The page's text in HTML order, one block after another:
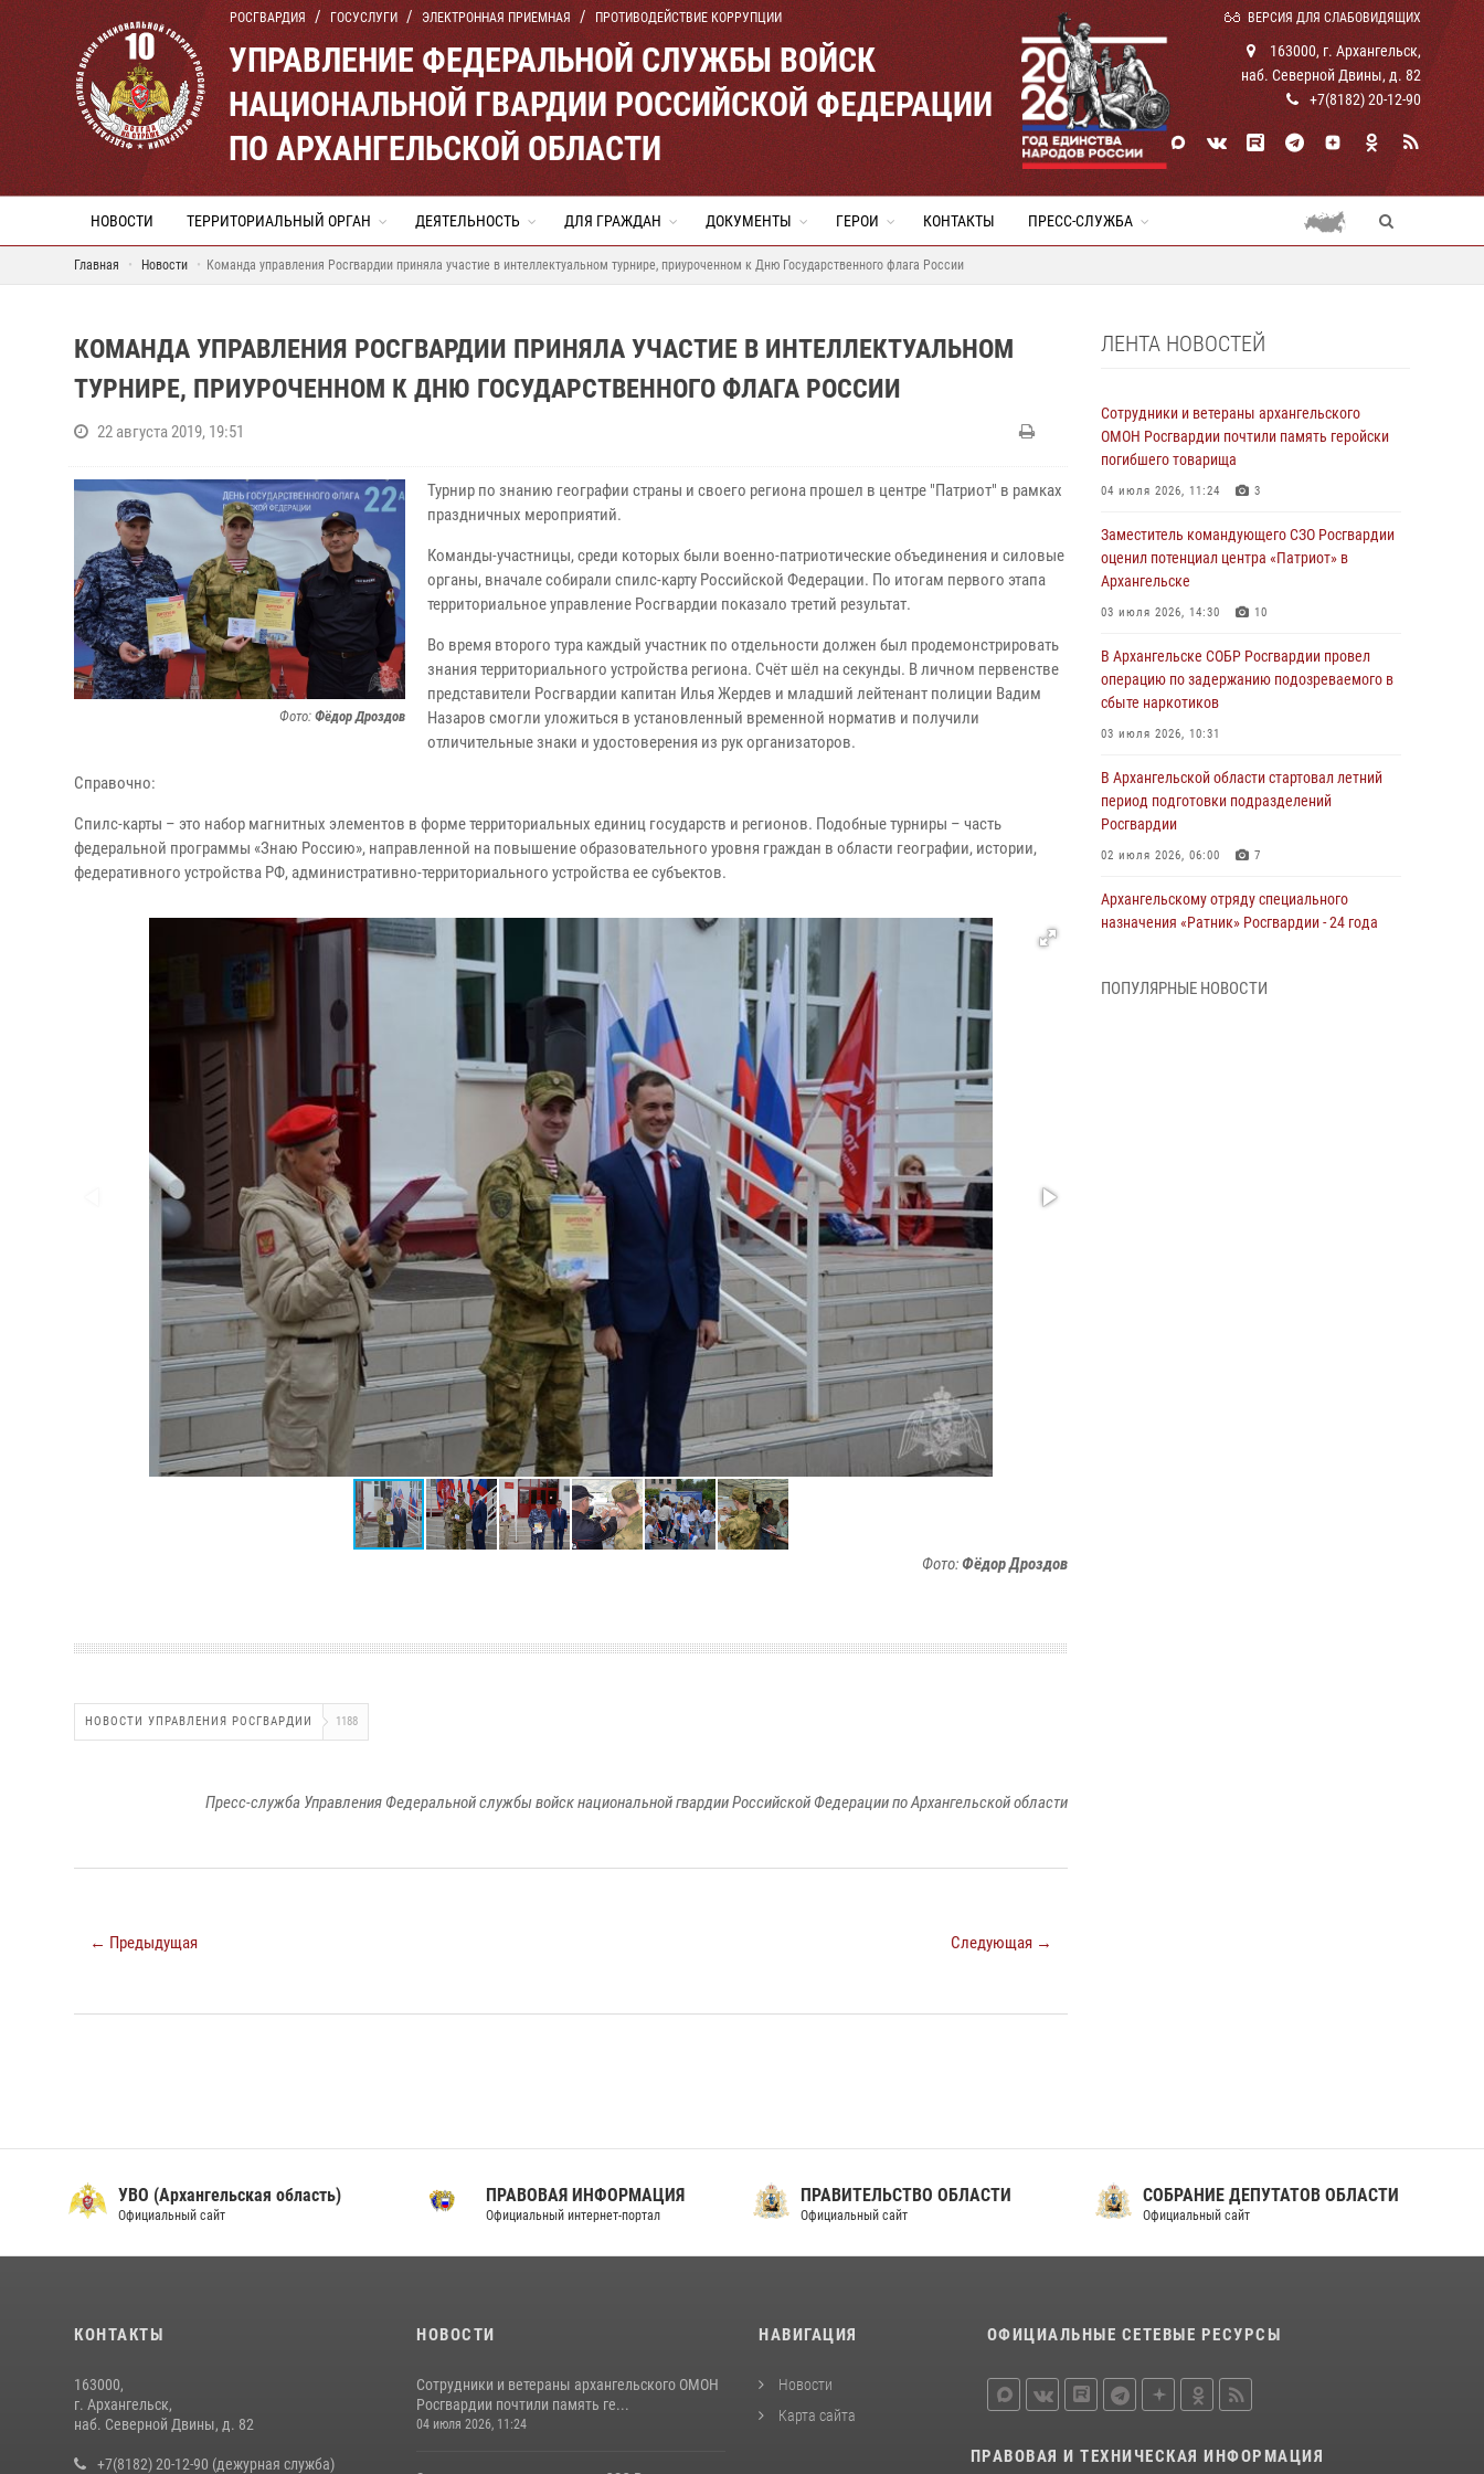
РОСГВАРДИЯ ГОСУСЛУГИ ЭЛЕКТРОННАЯ ПРИЕМНАЯ ПРОТИВОДЕЙСТВИЕ КОРРУПЦИИ ВЕРСИЯ ДЛЯ СЛАБОВИДЯЩИХ
УПРАВЛЕНИЕ ФЕДЕРАЛЬНОЙ СЛУЖБЫ ВОЙСК
НАЦИОНАЛЬНОЙ ГВАРДИИ РОССИЙСКОЙ ФЕДЕРАЦИИ
ПО АРХАНГЕЛЬСКОЙ ОБЛАСТИ
163000, г. Архангельск,
наб. Северной Двины, д. 82
+7(8182) 20-12-90
НОВОСТИ ТЕРРИТОРИАЛЬНЫЙ ОРГАН ДЕЯТЕЛЬНОСТЬ ДЛЯ ГРАЖДАН ДОКУМЕНТЫ ГЕРОИ КОНТАКТЫ ПРЕСС-СЛУЖБА
Главная Новости Команда управления Росгвардии приняла участие в интеллектуальном турнире, приуроченном к Дню Государственного флага России
КОМАНДА УПРАВЛЕНИЯ РОСГВАРДИИ ПРИНЯЛА УЧАСТИЕ В ИНТЕЛЛЕКТУАЛЬНОМ
ТУРНИРЕ, ПРИУРОЧЕННОМ К ДНЮ ГОСУДАРСТВЕННОГО ФЛАГА РОССИИ
22 августа 2019, 19:51
Фото: Фёдор Дроздов
Турнир по знанию географии страны и своего региона прошел в центре "Патриот" в рамках
праздничных мероприятий.
Команды-участницы, среди которых были военно-патриотические объединения и силовые
органы, вначале собирали спилс-карту Российской Федерации. По итогам первого этапа
территориальное управление Росгвардии показало третий результат.
Во время второго тура каждый участник по отдельности должен был продемонстрировать
знания территориального устройства региона. Счёт шёл на секунды. В личном первенстве
представители Росгвардии капитан Илья Жердев и младший лейтенант полиции Вадим
Назаров смогли уложиться в установленный временной норматив и получили
отличительные знаки и удостоверения из рук организаторов.
Справочно:
Спилс-карты – это набор магнитных элементов в форме территориальных единиц государств и регионов. Подобные турниры – часть
федеральной программы «Знаю Россию», направленной на повышение образовательного уровня граждан в области географии, истории,
федеративного устройства РФ, административно-территориального устройства ее субъектов.
Фото:Фёдор Дроздов
НОВОСТИ УПРАВЛЕНИЯ РОСГВАРДИИ 1188
Пресс-служба Управления Федеральной службы войск национальной гвардии Российской Федерации по Архангельской области
← Предыдущая Следующая →
ЛЕНТА НОВОСТЕЙ
Сотрудники и ветераны архангельского
ОМОН Росгвардии почтили память геройски
погибшего товарища
04 июля 2026, 11:24 3
Заместитель командующего СЗО Росгвардии
оценил потенциал центра «Патриот» в
Архангельске
03 июля 2026, 14:30 10
В Архангельске СОБР Росгвардии провел
операцию по задержанию подозреваемого в
сбыте наркотиков
03 июля 2026, 10:31
В Архангельской области стартовал летний
период подготовки подразделений
Росгвардии
02 июля 2026, 06:00 7
Архангельскому отряду специального
назначения «Ратник» Росгвардии - 24 года
В Управлении Росгвардии по Архангельской
ПОПУЛЯРНЫЕ НОВОСТИ
УВО (Архангельская область)
Официальный сайт
ПРАВОВАЯ ИНФОРМАЦИЯ
Официальный интернет-портал
ПРАВИТЕЛЬСТВО ОБЛАСТИ
Официальный сайт
СОБРАНИЕ ДЕПУТАТОВ ОБЛАСТИ
Официальный сайт
КОНТАКТЫ
163000,
г. Архангельск,
наб. Северной Двины, д. 82
+7(8182) 20-12-90 (дежурная служба)
НОВОСТИ
Сотрудники и ветераны архангельского ОМОН
Росгвардии почтили память ге...
04 июля 2026, 11:24
НАВИГАЦИЯ
Новости
Карта сайта
ОФИЦИАЛЬНЫЕ СЕТЕВЫЕ РЕСУРСЫ
ПРАВОВАЯ И ТЕХНИЧЕСКАЯ ИНФОРМАЦИЯ